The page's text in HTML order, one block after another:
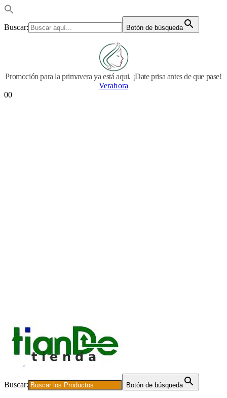
Buscar: Botón de búsqueda
Promoción para la primavera ya está aqui. ¡Date prisa antes de que pase!
Verahora
00
Buscar: Botón de búsqueda